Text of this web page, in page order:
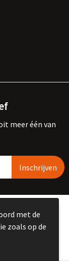
meer één van
met de
zoals op de